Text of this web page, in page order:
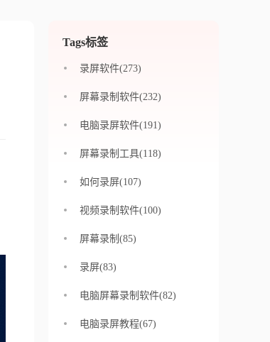
Tags标签
录屏软件(273)
屏幕录制软件(232)
电脑录屏软件(191)
屏幕录制工具(118)
如何录屏(107)
视频录制软件(100)
屏幕录制(85)
录屏(83)
电脑屏幕录制软件(82)
电脑录屏教程(67)